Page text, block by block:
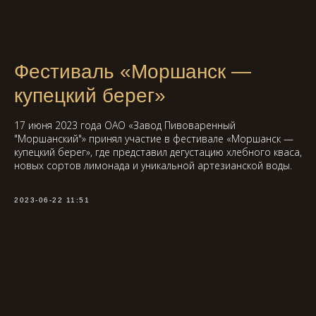
Фестиваль «Моршанск —
купецкий берег»
17 июня 2023 года ОАО «Завод Пивоваренный
"Моршанский"» принял участие в фестивале «Моршанск —
купецкий берег», где представил дегустацию хлебного кваса,
новых сортов лимонада и уникальной артезианской воды.
2023-06-22 11:51